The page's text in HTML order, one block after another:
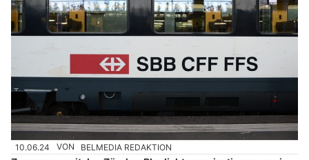
10.06.24 VON BELMEDIA REDAKTION